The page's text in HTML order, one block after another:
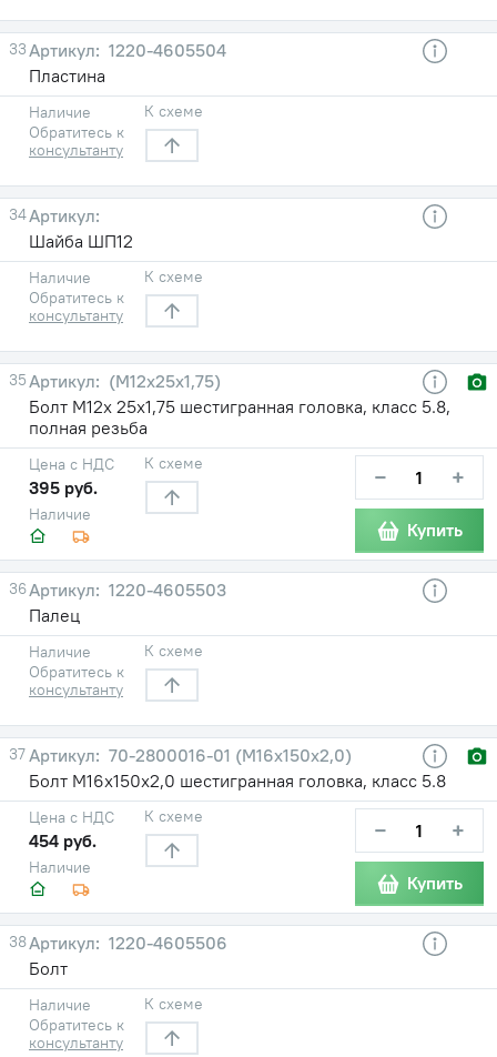
33
1220-4605504
Пластина
Наличие
Обратитесь к
консультанту
К схеме
34
Шайба ШП12
Наличие
Обратитесь к
консультанту
К схеме
35
(М12х25х1,75)
Болт М12х 25х1,75 шестигранная головка, класс 5.8,
полная резьба
Наличие
Цена с НДС
395 руб.
К схеме − +
Купить
36
1220-4605503
Палец
Наличие
Обратитесь к
консультанту
К схеме
37
70-2800016-01 (М16х150х2,0)
Болт М16х150х2,0 шестигранная головка, класс 5.8
Наличие
Цена с НДС
454 руб.
К схеме − +
Купить
38
1220-4605506
Болт
Наличие
Обратитесь к
консультанту
К схеме